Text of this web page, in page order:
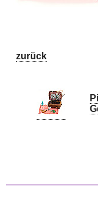
zurück